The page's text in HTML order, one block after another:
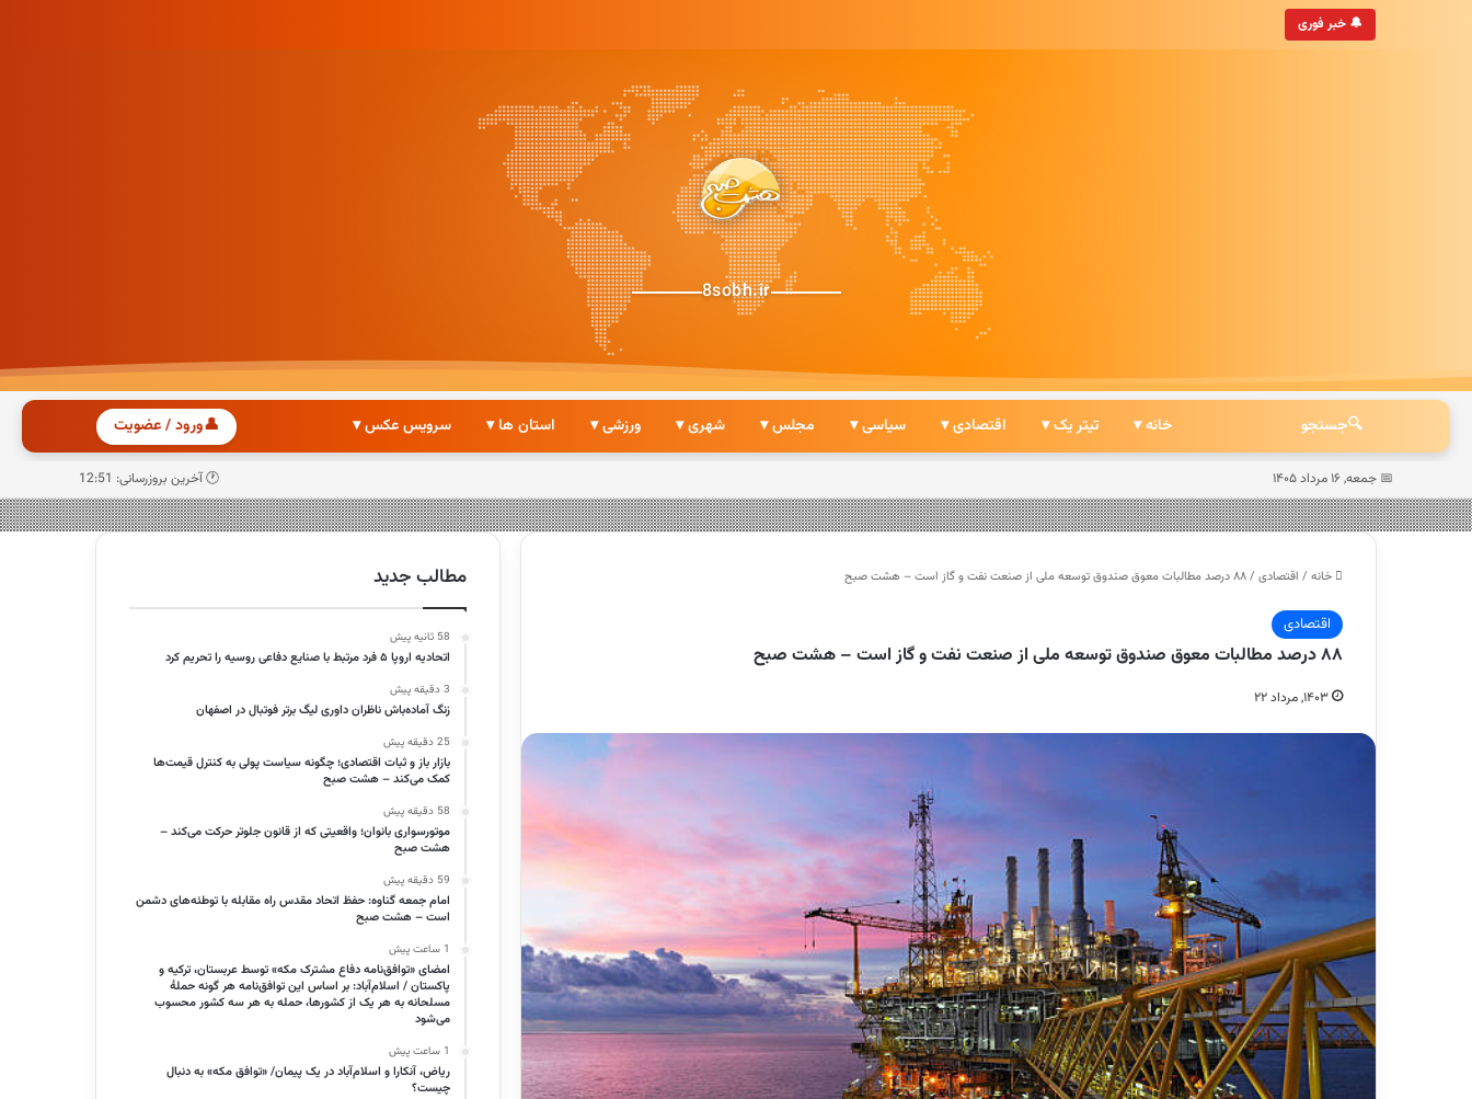
🔔 خبر فوری
• به‌روزترین خبرگزاری ایرانی
8sobh.ir
🔍جستجو خانه ▾ تیتر یک ▾ اقتصادی ▾ سیاسی ▾ مجلس ▾ شهری ▾ ورزشی ▾ استان ها ▾ سرویس عکس ▾ 👤ورود / عضویت
📅 جمعه, ۱۶ مرداد ۱۴۰۵ 🕐 آخرین بروزرسانی: 12:51
خانه / اقتصادی /۸۸ درصد مطالبات معوق صندوق توسعه ملی از صنعت نفت و گاز است – هشت صبح
اقتصادی
۸۸ درصد مطالبات معوق صندوق توسعه ملی از صنعت نفت و گاز است – هشت صبح
۱۴۰۳, مرداد ۲۲
مطالب جدید
58 ثانیه پیش
اتحادیه اروپا ۵ فرد مرتبط با صنایع دفاعی روسیه را تحریم کرد
3 دقیقه پیش
زنگ آماده‌باش ناظران داوری لیگ برتر فوتبال در اصفهان
25 دقیقه پیش
بازار باز و ثبات اقتصادی؛ چگونه سیاست پولی به کنترل قیمت‌ها
کمک می‌کند – هشت صبح
58 دقیقه پیش
موتورسواری بانوان؛ واقعیتی که از قانون جلوتر حرکت می‌کند –
هشت صبح
59 دقیقه پیش
امام جمعه گناوه: حفظ اتحاد مقدس راه مقابله با توطئه‌های دشمن
است – هشت صبح
1 ساعت پیش
امضای «توافق‌نامه دفاع مشترک مکه» توسط عربستان، ترکیه و
پاکستان / اسلام‌آباد: بر اساس این توافق‌نامه هر گونه حملهٔ
مسلحانه به هر یک از کشورها، حمله به هر سه کشور محسوب
می‌شود
1 ساعت پیش
ریاض، آنکارا و اسلام‌آباد در یک پیمان/ «توافق مکه» به دنبال
چیست؟